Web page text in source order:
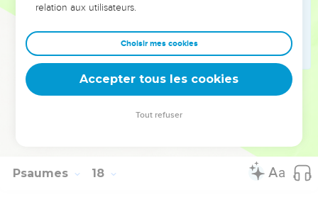
Dans cette conférence, leaders, entrepreneurs, et responsables
clés pour avancer avec plus de sagesse afin que leurs erreurs
deviennent vos tremplins. Que vous guidiez un ministère, une
équipe, un groupe ou une famille, leur expérience est faite
Psaumes 17
relation aux utilisateurs.
Choisir mes cookies
Accepter tous les cookies
Tout refuser